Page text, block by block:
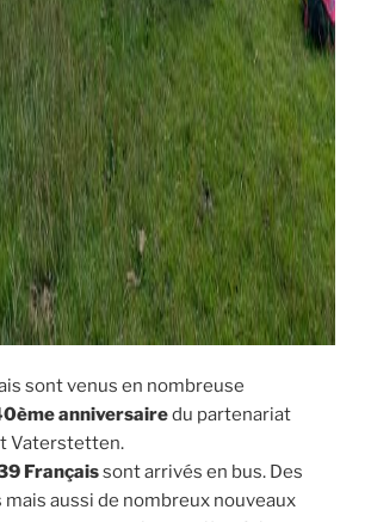
sont venus en nombreuse
anniversairedu partenariat
Vaterstetten.
Françaissont arrivés en bus. Des
mais aussi de nombreux nouveaux